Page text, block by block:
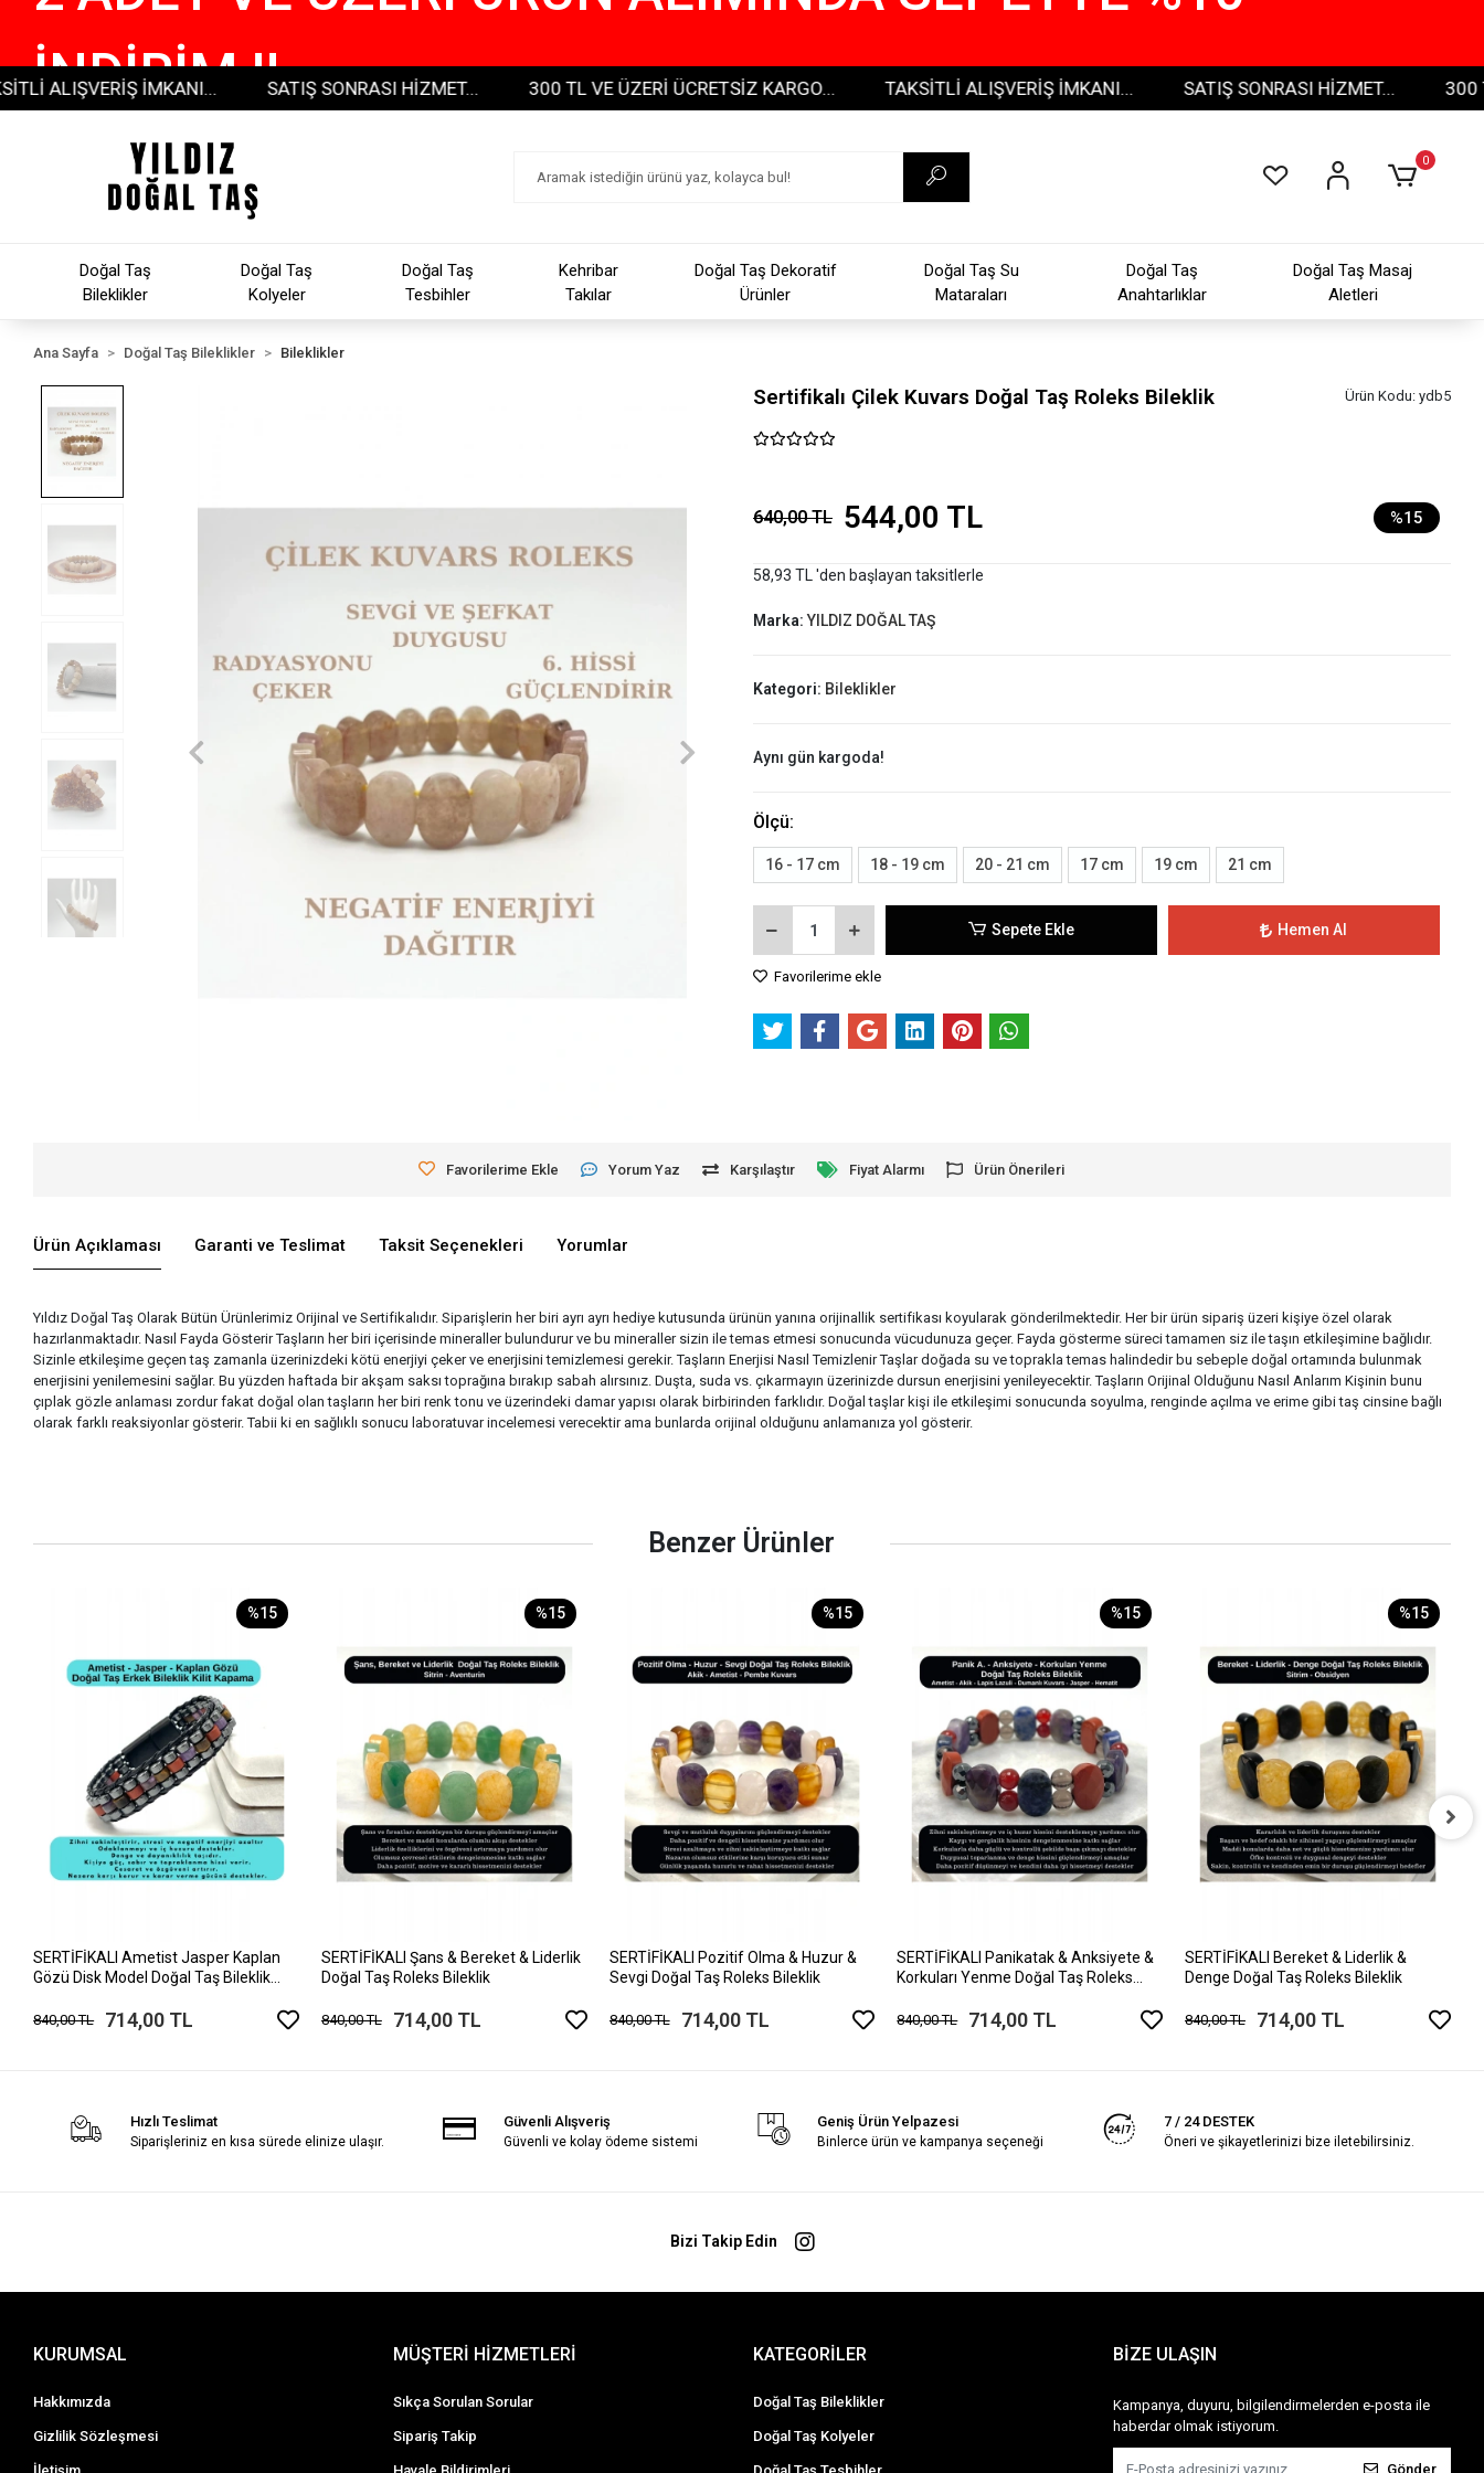
İNDİRİM !!
İMKANI... SATIŞ SONRASI HİZMET... 300 TL VE ÜZERİ ÜCRETSİZ KARGO... TAKSİTLİ ALIŞVERİŞ İMKANI... SATIŞ SONRASI HİZMET... 300 TL VE
0
Doğal Taş
Bileklikler
Doğal Taş
Kolyeler
Doğal Taş
Tesbihler
Kehribar
Takılar
Doğal Taş Dekoratif
Ürünler
Doğal Taş Su
Mataraları
Doğal Taş
Anahtarlıklar
Doğal Taş Masaj
Aletleri
Ana Sayfa Doğal Taş Bileklikler Bileklikler
Sertifikalı Çilek Kuvars Doğal Taş Roleks Bileklik Ürün Kodu: ydb5
640,00 TL 544,00 TL %15
58,93 TL 'den başlayan taksitlerle
Marka:YILDIZ DOĞAL TAŞ
Kategori: Bileklikler
Aynı gün kargoda!
Ölçü:
16 - 17 cm 18 - 19 cm 20 - 21 cm 17 cm 19 cm 21 cm
Sepete Ekle Hemen Al
Favorilerime ekle
Favorilerime Ekle Yorum Yaz Karşılaştır Fiyat Alarmı Ürün Önerileri
Ürün Açıklaması Garanti ve Teslimat Taksit Seçenekleri Yorumlar
Yıldız Doğal Taş Olarak Bütün Ürünlerimiz Orijinal ve Sertifikalıdır. Siparişlerin her biri ayrı ayrı hediye kutusunda ürünün yanına orijinallik sertifikası koyularak gönderilmektedir. Her bir ürün sipariş üzeri kişiye özel olarak
hazırlanmaktadır. Nasıl Fayda Gösterir Taşların her biri içerisinde mineraller bulundurur ve bu mineraller sizin ile temas etmesi sonucunda vücudunuza geçer. Fayda gösterme süreci tamamen siz ile taşın etkileşimine bağlıdır.
Sizinle etkileşime geçen taş zamanla üzerinizdeki kötü enerjiyi çeker ve enerjisini temizlemesi gerekir. Taşların Enerjisi Nasıl Temizlenir Taşlar doğada su ve toprakla temas halindedir bu sebeple doğal ortamında bulunmak
enerjisini yenilemesini sağlar. Bu yüzden haftada bir akşam saksı toprağına bırakıp sabah alırsınız. Duşta, suda vs. çıkarmayın üzerinizde dursun enerjisini yenileyecektir. Taşların Orijinal Olduğunu Nasıl Anlarım Kişinin bunu
çıplak gözle anlaması zordur fakat doğal olan taşların her biri renk tonu ve üzerindeki damar yapısı olarak birbirinden farklıdır. Doğal taşlar kişi ile etkileşimi sonucunda soyulma, renginde açılma ve erime gibi taş cinsine bağlı
olarak farklı reaksiyonlar gösterir. Tabii ki en sağlıklı sonucu laboratuvar incelemesi verecektir ama bunlarda orijinal olduğunu anlamanıza yol gösterir.
Benzer Ürünler
%15
SERTİFİKALI Ametist Jasper Kaplan
Gözü Disk Model Doğal Taş Bileklik
840,00 TL 714,00 TL
%15
SERTİFİKALI Şans & Bereket & Liderlik
Doğal Taş Roleks Bileklik
840,00 TL 714,00 TL
%15
SERTİFİKALI Pozitif Olma & Huzur &
Sevgi Doğal Taş Roleks Bileklik
840,00 TL 714,00 TL
%15
SERTİFİKALI Panikatak & Anksiyete &
Korkuları Yenme Doğal Taş Roleks
840,00 TL 714,00 TL
%15
SERTİFİKALI Bereket & Liderlik &
Denge Doğal Taş Roleks Bileklik
840,00 TL 714,00 TL
Hızlı Teslimat
Siparişleriniz en kısa sürede elinize ulaşır.
Güvenli Alışveriş
Güvenli ve kolay ödeme sistemi
Geniş Ürün Yelpazesi
Binlerce ürün ve kampanya seçeneği
7 / 24 DESTEK
Öneri ve şikayetlerinizi bize iletebilirsiniz.
Bizi Takip Edin
KURUMSAL
Hakkımızda
Gizlilik Sözleşmesi
MÜŞTERİ HİZMETLERİ
Sıkça Sorulan Sorular
Sipariş Takip
KATEGORİLER
Doğal Taş Bileklikler
Doğal Taş Kolyeler
BİZE ULAŞIN
Kampanya, duyuru, bilgilendirmelerden e-posta ile
haberdar olmak istiyorum.
Gönder